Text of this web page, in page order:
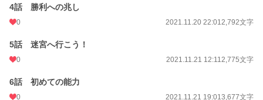
初回完結日時 2021.11.29 20:01
週間ポイント
月間ポイント 0 pt (228,589 位)
累計ポイント 39,055 pt (50,870 位)
4話 勝利への兆し
0 2021.11.20 22:012,792文字
5話 迷宮へ行こう！
0 2021.11.21 12:112,775文字
6話 初めての能力
0 2021.11.21 19:013,677文字